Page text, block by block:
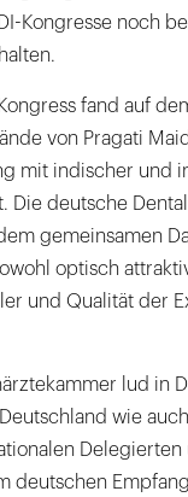
Kongresse noch
fand auf
von Pragati
mit indischer und
Die deutsche
gemeinsamen
optisch
und Qualität der
lud in
Deutschland wie
Delegierten
deutschen